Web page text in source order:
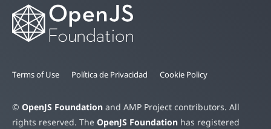
Terms of Use Política de Privacidad Cookie Policy
© OpenJS Foundation and AMP Project contributors. All
rights reserved. The OpenJS Foundation has registered